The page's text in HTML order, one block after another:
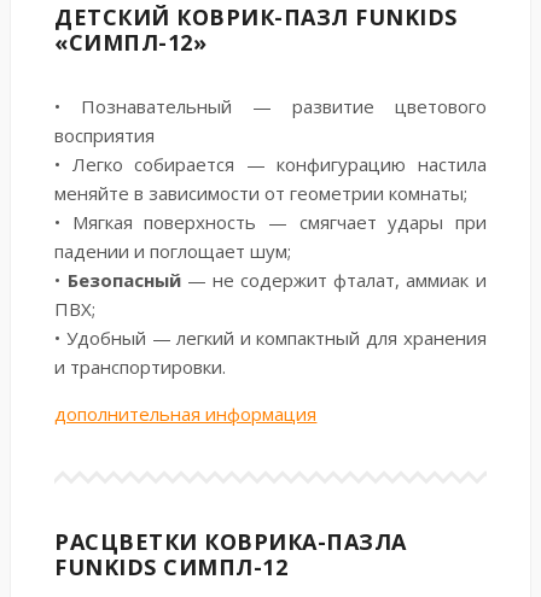
ДЕТСКИЙ КОВРИК-ПАЗЛ FUNKIDS
«СИМПЛ-12»
• Познавательный — развитие цветового
восприятия
• Легко собирается — конфигурацию настила
меняйте в зависимости от геометрии комнаты;
• Мягкая поверхность — смягчает удары при
падении и поглощает шум;
• Безопасный— не содержит фталат, аммиак и
ПВХ;
• Удобный — легкий и компактный для хранения
и транспортировки.
дополнительная информация
РАСЦВЕТКИ КОВРИКА-ПАЗЛА
FUNKIDS СИМПЛ-12